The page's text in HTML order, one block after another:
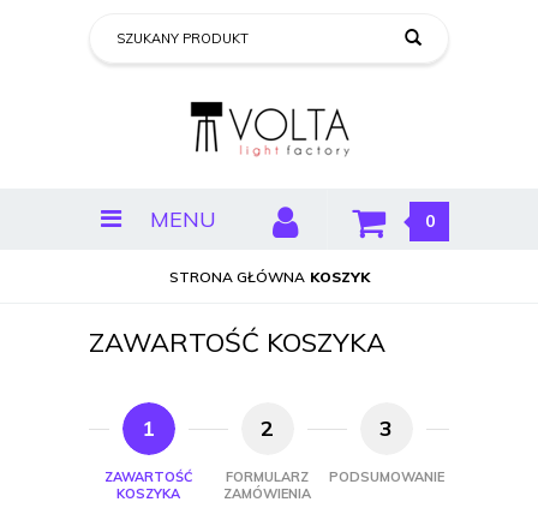
MENU 0
STRONA GŁÓWNA KOSZYK
ZAWARTOŚĆ KOSZYKA
1
ZAWARTOŚĆ
KOSZYKA
2
FORMULARZ
ZAMÓWIENIA
3
PODSUMOWANIE